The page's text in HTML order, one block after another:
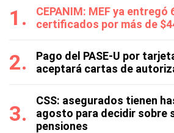
CEPANIM: MEF ya entregó
certificados por más de
Pago del PASE-U por
aceptará cartas de
CSS: asegurados tienen
agosto para decidir sobre
pensiones